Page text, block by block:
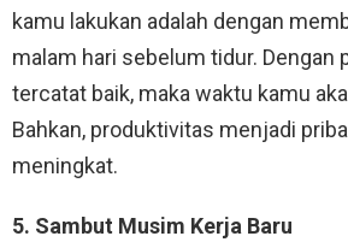
kamu lakukan adalah dengan
malam hari sebelum tidur. Dengan
tercatat baik, maka waktu kamu
Bahkan, produktivitas menjadi
meningkat.
5. Sambut Musim Kerja Baru